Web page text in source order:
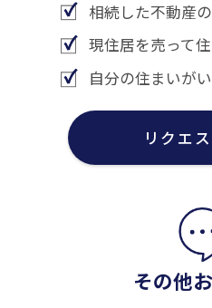
相続した不動産
現住居を売って
自分の住まいが
リクエ
その他